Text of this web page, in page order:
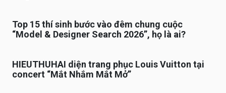
Top 15 thí sinh bước vào đêm chung cuộc
“Model & Designer Search 2026”, họ là ai?
HIEUTHUHAI diện trang phục Louis Vuitton tại
concert “Mắt Nhắm Mắt Mở”